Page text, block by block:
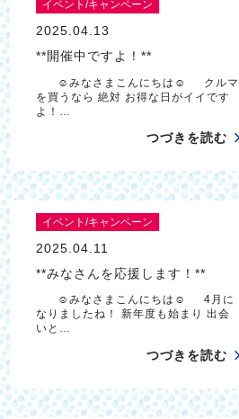
イベント/キャンペーン
2025.04.13
**開催中ですよ！**
☺みなさまこんにちは☺ クルマ
を買うなら 絶対 お得な日がイイです
よ！…
つづきを読む
イベント/キャンペーン
2025.04.11
**みなさんを応援します！**
☺みなさまこんにちは☺ 4月に
なりましたね！ 新年度も始まり 出会
いと…
つづきを読む